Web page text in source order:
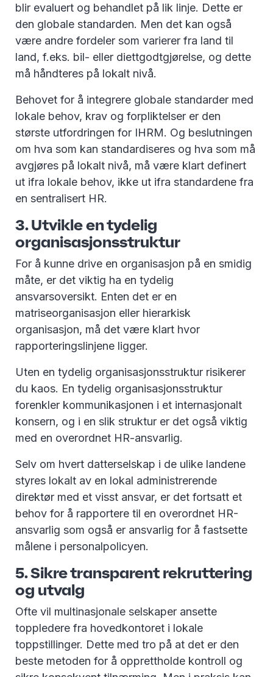
blir evaluert og behandlet på lik linje. Dette er
den globale standarden. Men det kan også
være andre fordeler som varierer fra land til
land, f.eks. bil- eller diettgodtgjørelse, og dette
må håndteres på lokalt nivå.
Behovet for å integrere globale standarder med
lokale behov, krav og forpliktelser er den
største utfordringen for IHRM. Og beslutningen
om hva som kan standardiseres og hva som må
avgjøres på lokalt nivå, må være klart definert
ut ifra lokale behov, ikke ut ifra standardene fra
en sentralisert HR.
3. Utvikle en tydelig
organisasjonsstruktur
For å kunne drive en organisasjon på en smidig
måte, er det viktig ha en tydelig
ansvarsoversikt. Enten det er en
matriseorganisasjon eller hierarkisk
organisasjon, må det være klart hvor
rapporteringslinjene ligger.
Uten en tydelig organisasjonsstruktur risikerer
du kaos. En tydelig organisasjonsstruktur
forenkler kommunikasjonen i et internasjonalt
konsern, og i en slik struktur er det også viktig
med en overordnet HR-ansvarlig.
Selv om hvert datterselskap i de ulike landene
styres lokalt av en lokal administrerende
direktør med et visst ansvar, er det fortsatt et
behov for å rapportere til en overordnet HR-
ansvarlig som også er ansvarlig for å fastsette
målene i personalpolicyen.
5. Sikre transparent rekruttering
og utvalg
Ofte vil multinasjonale selskaper ansette
toppledere fra hovedkontoret i lokale
toppstillinger. Dette med tro på at det er den
beste metoden for å opprettholde kontroll og